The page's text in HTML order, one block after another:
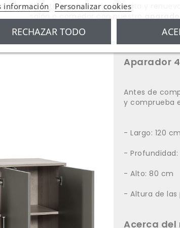
Elige tu combinación favorita y renueva
Kamila
Aparador
Antes de
y comprueba
- Largo: 120 cm
-
- Alto: 80 cm
- Altura de las
Acerca
información Personalizar cookies
RECHAZAR TODO